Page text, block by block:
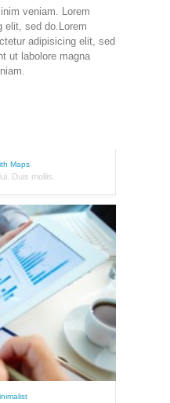
veniam. Lorem
elit, sed do.Lorem
adipisicing elit, sed
ut labolore magna
Maps
Duis mollis.